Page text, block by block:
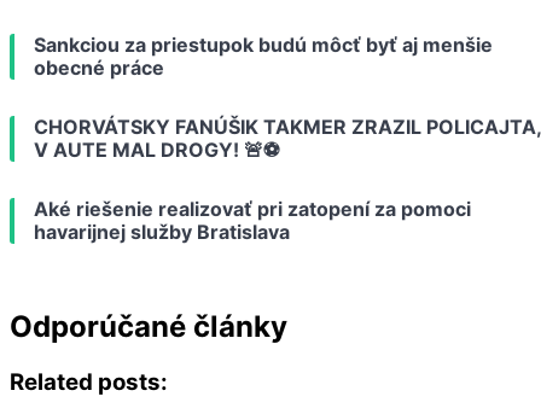
Sankciou za priestupok budú môcť byť aj menšie
obecné práce
CHORVÁTSKY FANÚŠIK TAKMER ZRAZIL POLICAJTA,
V AUTE MAL DROGY! 🚨⚽️
Aké riešenie realizovať pri zatopení za pomoci
havarijnej služby Bratislava
Odporúčané články
Related posts: